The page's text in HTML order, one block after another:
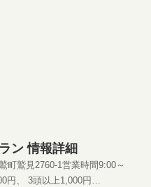
ン 情報詳細
町鷲見2760-1営業時間9:00～
円、 3頭以上1,000円